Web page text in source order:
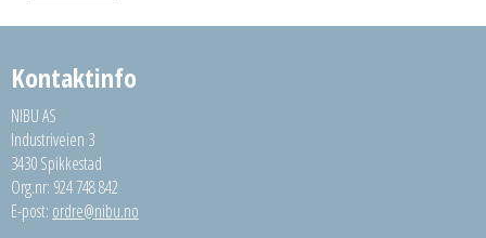
Kontaktinfo
NIBU AS
Industriveien 3
3430 Spikkestad
Org.nr: 924 748 842
E-post: ordre@nibu.no